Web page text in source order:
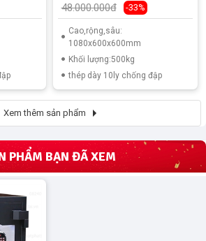
48.000.000đ -33%
Cao,rộng,sâu:
1080x600x600mm
Khối lượng:500kg
thép dày 10ly chống đập
Xem thêm sản phẩm
PHẨM BẠN ĐÃ XEM